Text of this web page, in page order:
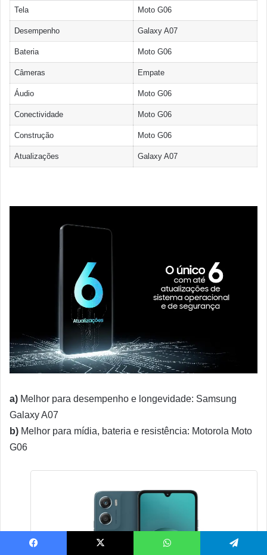
Tela Moto G06
Desempenho Galaxy A07
Bateria Moto G06
Câmeras Empate
Áudio Moto G06
Conectividade Moto G06
Construção Moto G06
Atualizações Galaxy A07
a) Melhor para desempenho e longevidade: Samsung
Galaxy A07
b) Melhor para mídia, bateria e resistência: Motorola Moto
G06